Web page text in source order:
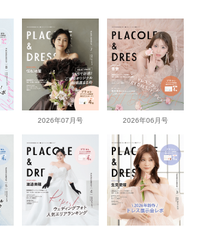
2026年07月号 2026年06月号